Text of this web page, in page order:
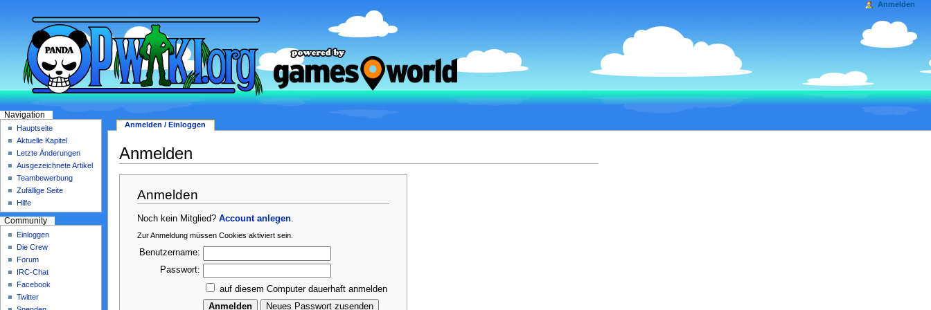
Anmelden
Anmelden
Noch kein Mitglied?Account anlegen
Zur Anmeldung müssen Cookies aktiviert sein.
Benutzername:
Passwort:
auf diesem Computer dauerhaft anmelden
Anmelden / Einloggen
Anmelden
Navigation
Hauptseite
Aktuelle Kapitel
Letzte Änderungen
Ausgezeichnete Artikel
Teambewerbung
Zufällige Seite
Hilfe
Community
Einloggen
Die Crew
Forum
IRC-Chat
Facebook
Twitter